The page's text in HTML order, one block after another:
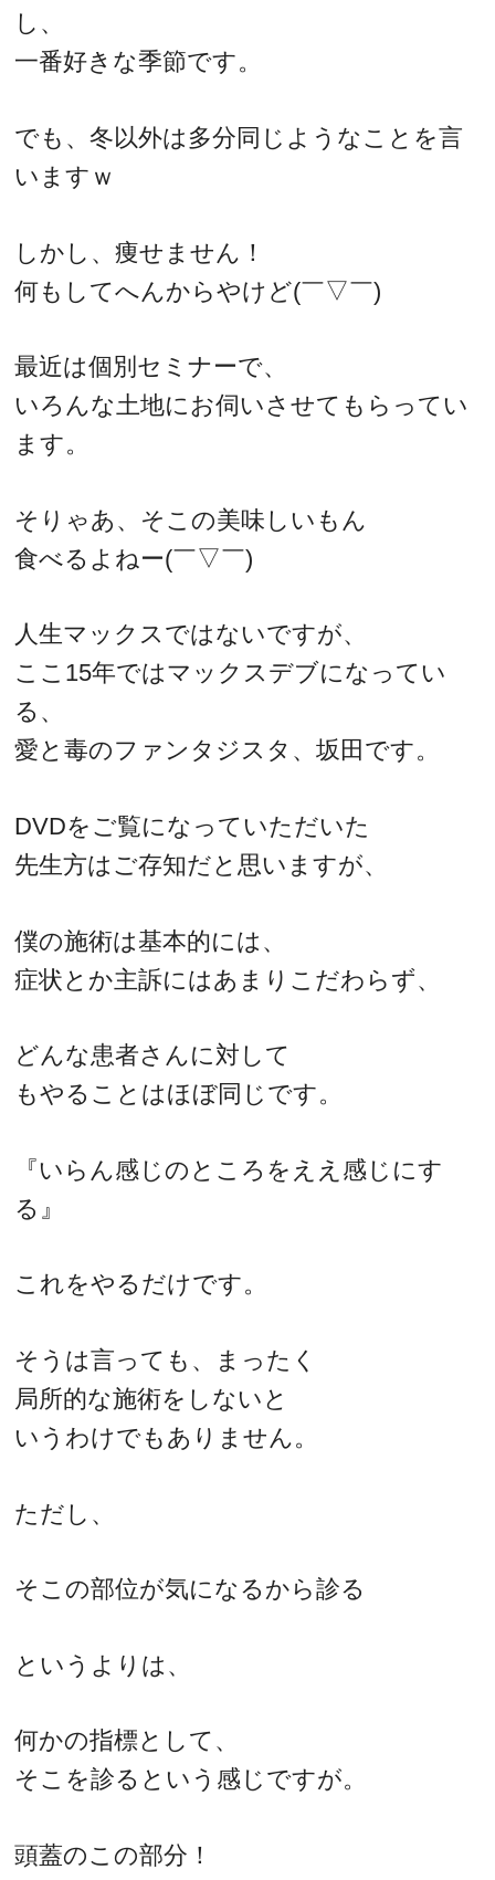
し、
一番好きな季節です。
でも、冬以外は多分同じようなことを言
いますｗ
しかし、痩せません！
何もしてへんからやけど(￣▽￣)
最近は個別セミナーで、
いろんな土地にお伺いさせてもらってい
ます。
そりゃあ、そこの美味しいもん
食べるよねー(￣▽￣)
人生マックスではないですが、
ここ15年ではマックスデブになってい
る、
愛と毒のファンタジスタ、坂田です。
DVDをご覧になっていただいた
先生方はご存知だと思いますが、
僕の施術は基本的には、
症状とか主訴にはあまりこだわらず、
どんな患者さんに対して
もやることはほぼ同じです。
『いらん感じのところをええ感じにす
る』
これをやるだけです。
そうは言っても、まったく
局所的な施術をしないと
いうわけでもありません。
ただし、
そこの部位が気になるから診る
というよりは、
何かの指標として、
そこを診るという感じですが。
頭蓋のこの部分！